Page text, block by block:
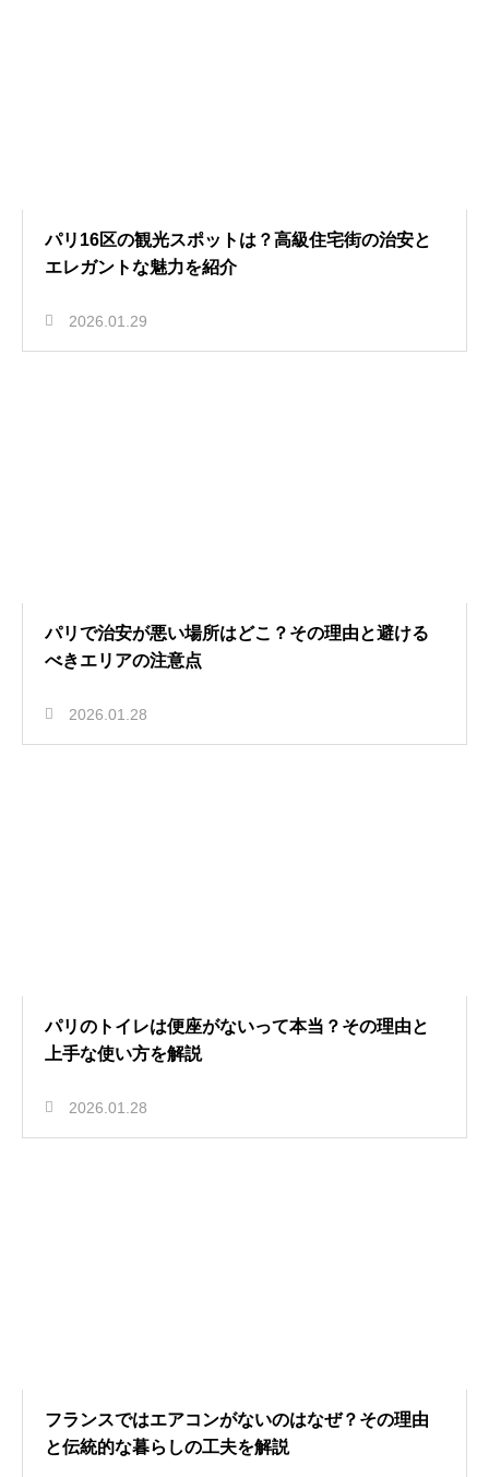
パリ16区の観光スポットは？高級住宅街の治安と
エレガントな魅力を紹介
2026.01.29
パリで治安が悪い場所はどこ？その理由と避ける
べきエリアの注意点
2026.01.28
パリのトイレは便座がないって本当？その理由と
上手な使い方を解説
2026.01.28
フランスではエアコンがないのはなぜ？その理由
と伝統的な暮らしの工夫を解説